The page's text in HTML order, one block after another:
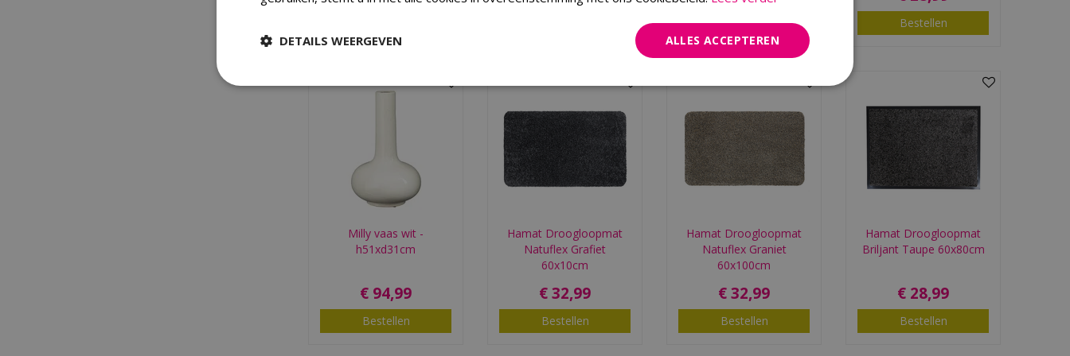
Bestellen Bestellen
Milly vaas wit -
h51xd31cm
€ 94,99
Bestellen
Hamat Droogloopmat
Natuflex Grafiet
60x10cm
€32,99
Bestellen
Hamat Droogloopmat
Natuflex Graniet
60x100cm
€32,99
Bestellen
Hamat Droogloopmat
Briljant Taupe 60x80cm
€ 28,99
Bestellen
ALLES ACCEPTEREN
DETAILS WEERGEVEN